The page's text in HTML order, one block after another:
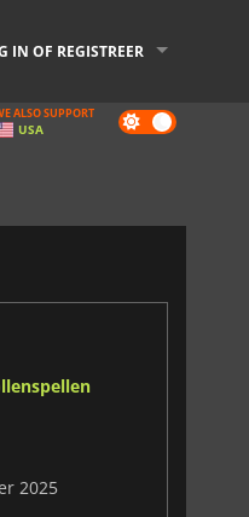
IN OF REGISTREER
Dark
mode
ALSO SUPPORT
USA
2025